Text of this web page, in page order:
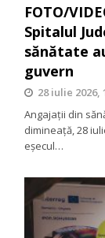
FOTO/
Spitalul
sănătate
guvern
28 iulie 2026,
Angajații din
dimineață, 28
eșecul…